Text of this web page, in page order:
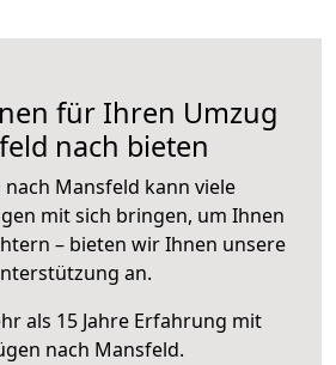
für Ihren Umzug
nach bieten
nach Mansfeld kann viele
mit sich bringen, um Ihnen
– bieten wir Ihnen unsere
an.
als 15 Jahre Erfahrung mit
nach Mansfeld.